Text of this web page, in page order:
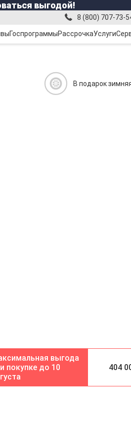
выгодой!
8 (800) 707-73-
ГоспрограммыРассрочкаУслуги
В подарок
10
404